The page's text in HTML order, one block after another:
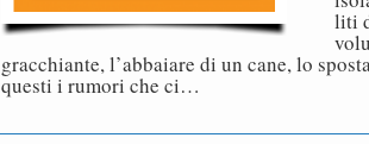
liti
gracchiante, l’abbaiare di un cane, lo
questi i rumori che ci…